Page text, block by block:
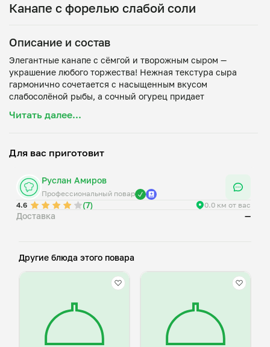
Канапе с форелью слабой соли
Описание и состав
Элегантные канапе с сёмгой и творожным сыром —
украшение любого торжества! Нежная текстура сыра
гармонично сочетается с насыщенным вкусом
слабосолёной рыбы, а сочный огурец придает
Читать далее...
Для вас приготовит
Руслан Амиров
Профессиональный повар
4.6
(7) 0.0 км от вас
Доставка —
Другие блюда этого повара